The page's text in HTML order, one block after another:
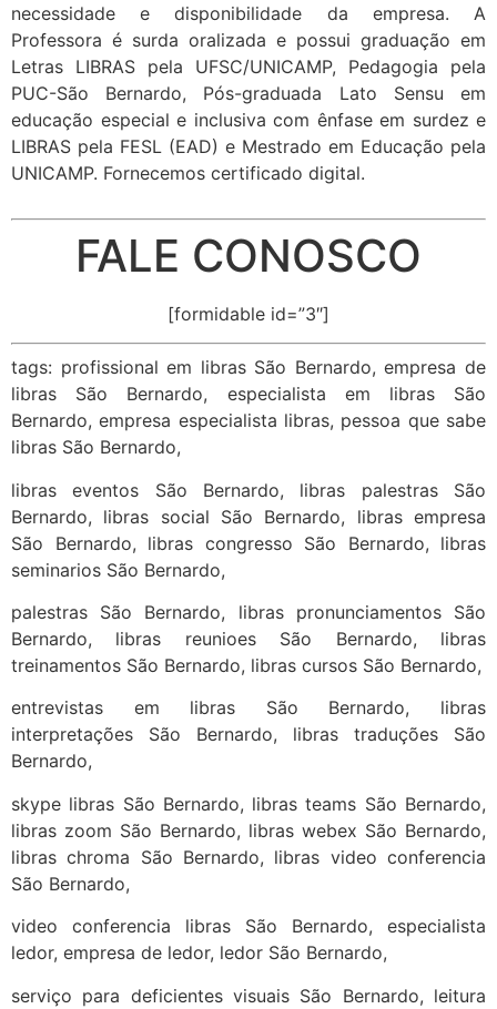
necessidade e disponibilidade da empresa. A
Professora é surda oralizada e possui graduação em
Letras LIBRAS pela UFSC/UNICAMP, Pedagogia pela
PUC-São Bernardo, Pós-graduada Lato Sensu em
educação especial e inclusiva com ênfase em surdez e
LIBRAS pela FESL (EAD) e Mestrado em Educação pela
UNICAMP. Fornecemos certificado digital.
FALE CONOSCO
[formidable id=”3″]
tags: profissional em libras São Bernardo, empresa de
libras São Bernardo, especialista em libras São
Bernardo, empresa especialista libras, pessoa que sabe
libras São Bernardo,
libras eventos São Bernardo, libras palestras São
Bernardo, libras social São Bernardo, libras empresa
São Bernardo, libras congresso São Bernardo, libras
seminarios São Bernardo,
palestras São Bernardo, libras pronunciamentos São
Bernardo, libras reunioes São Bernardo, libras
treinamentos São Bernardo, libras cursos São Bernardo,
entrevistas em libras São Bernardo, libras
interpretações São Bernardo, libras traduções São
Bernardo,
skype libras São Bernardo, libras teams São Bernardo,
libras zoom São Bernardo, libras webex São Bernardo,
libras chroma São Bernardo, libras video conferencia
São Bernardo,
video conferencia libras São Bernardo, especialista
ledor, empresa de ledor, ledor São Bernardo,
serviço para deficientes visuais São Bernardo, leitura